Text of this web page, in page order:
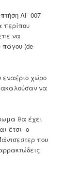
AF 007
περίπου
να
πάγου (de-
εναέριο χώρο
να
θα έχει
έτσι ο
που